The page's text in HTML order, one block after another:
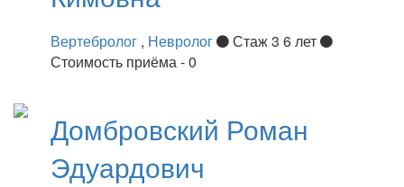
Вертебролог , Невролог
Стаж 3 6 лет
Стоимость приёма - 0
Домбровский Роман
Эдуардович